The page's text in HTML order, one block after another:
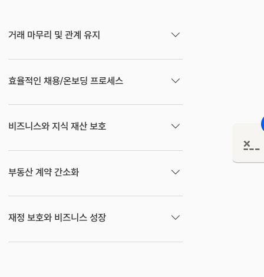
거래 마무리 및 관계 유지
명받는 시간이 80% 단축되어 다른 클라이언트
효율적인 채용/온보딩 프로세스
수가 간편해져 직원들의 서류 작업 경험이 최적
비즈니스와 지식 재산 보호
과 관련된 계약서에 법적 구속력이 있는 전자 서
있습니다.
부동산 계약 간소화
많은 계약을 효율적으로 관리하며 클라이언트
재정 보호와 비즈니스 성장